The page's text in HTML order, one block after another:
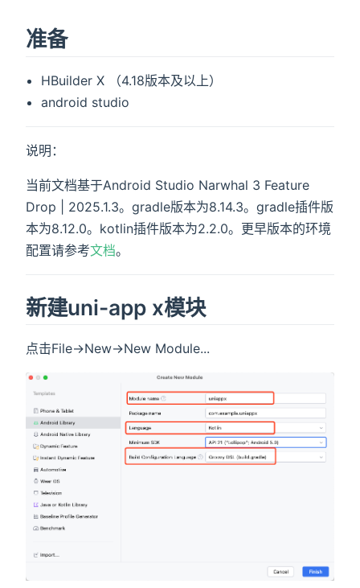
准备
HBuilder X （4.18版本及以上）
android studio
说明：
当前文档基于Android Studio Narwhal 3 Feature
Drop | 2025.1.3。gradle版本为8.14.3。gradle插件版
本为8.12.0。kotlin插件版本为2.2.0。更早版本的环境
配置请参考文档。
新建uni-app x模块
点击File->New->New Module...